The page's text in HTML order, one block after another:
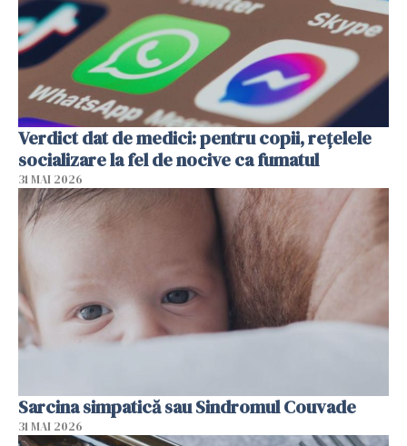
Verdict dat de medici: pentru copii, rețelele
socializare la fel de nocive ca fumatul
31 MAI 2026
Sarcina simpatică sau Sindromul Couvade
31 MAI 2026